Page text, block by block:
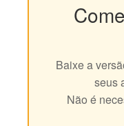
Baixe a
seus
Não é